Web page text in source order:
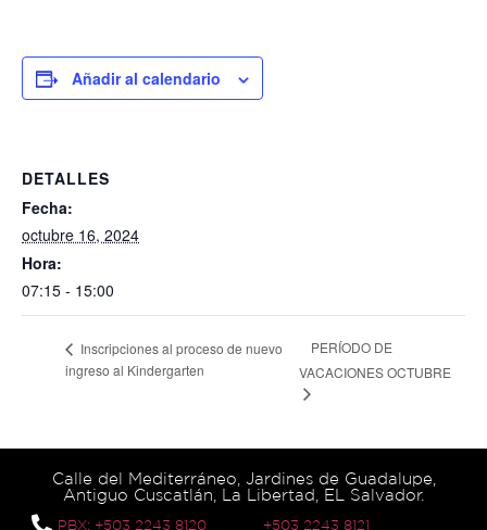
Añadir al calendario
DETALLES
Fecha:
octubre 16, 2024
Hora:
07:15 - 15:00
Inscripciones al proceso de nuevo
ingreso al Kindergarten
PERÍODO DE
VACACIONES OCTUBRE
Calle del Mediterráneo, Jardines de Guadalupe,
Antiguo Cuscatlán, La Libertad, EL Salvador.
PBX: +503 2243 8120 +503 2243 8121